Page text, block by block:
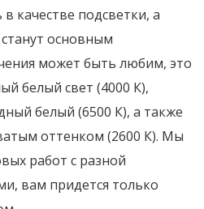
качестве подсветки, а
основным
может быть любим, это
белый свет (4000 К),
белый (6500 К), а также
оттенком (2600 К). Мы
работ с разной
вам придется только